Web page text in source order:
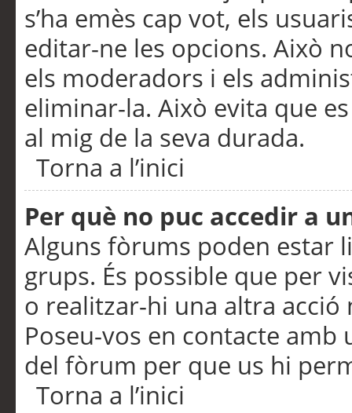
s’ha emès cap vot, els
editar-ne les opcions. Això
els moderadors i els
eliminar-la. Això evita que
al mig de la seva durada.
Torna a l’inici
Per què no puc accedir a
Alguns fòrums poden estar
grups. És possible que per
o realitzar-hi una altra acció
Poseu-vos en contacte
del fòrum per que us hi
Torna a l’inici